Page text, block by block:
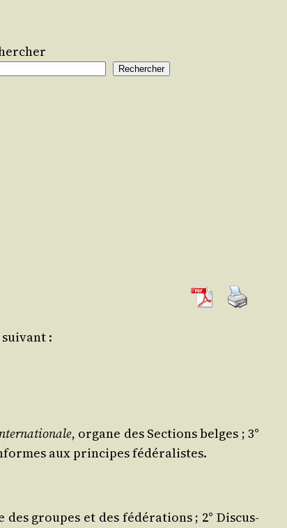
Rechercher
:
, organe des Sec­tions belges ; 3°
aux prin­cipes fédéralistes.
groupes et des fédé­ra­tions ; 2° Dis­cus­